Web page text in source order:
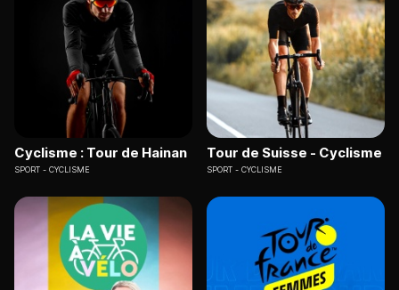
Cyclisme : Tour de Hainan
SPORT CYCLISME
Tour de Suisse - Cyclisme
SPORT CYCLISME